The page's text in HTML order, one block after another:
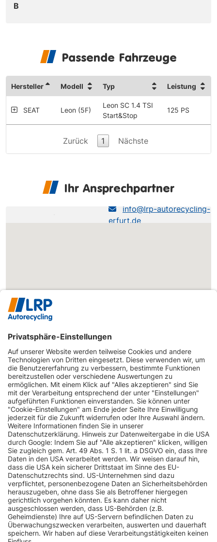
B
Passende Fahrzeuge
Hersteller Modell Typ Leistung
SEAT Leon (5F)
Leon SC 1.4 TSI
Start&Stop
125 PS
Zurück 1 Nächste
Ihr Ansprechpartner
LRP Erfurt
info@lrp-autorecycling-
erfurt.de
INFORMATIONEN
KUNDENSERVICE
INFORMATIONEN
ZAHLUNGSARTEN
KONTAKT